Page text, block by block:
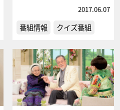
2017.06.07
番組情報 クイズ番組